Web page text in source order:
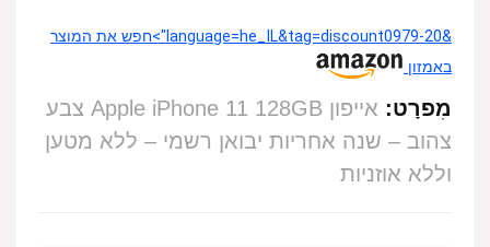
&language=he_IL&tag=discount0979-20">חפש את המוצר
באמזון
מִפרָט:
אייפון Apple iPhone 11 128GB צבע
צהוב – שנה אחריות יבואן רשמי – ללא מטען
וללא אוזניות